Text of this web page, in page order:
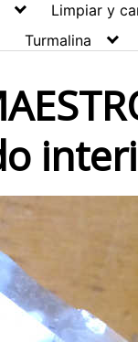
Limpiar y
Turmalina